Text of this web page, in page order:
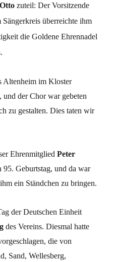
zuteil: Der Vorsitzende
überreichte ihm
die Goldene Ehrennadel
Altenheim im Kloster
und der Chor war gebeten
zu gestalten. Dies taten wir
EhrenmitgliedPeter
95. Geburtstag, und da war
ein Ständchen zu bringen.
der Deutschen Einheit
des Vereins. Diesmal hatte
die von
Sand, Wellesberg,